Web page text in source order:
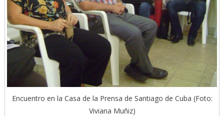
Encuentro en la Casa de la Prensa de Santiago de Cuba (Foto:
Viviana Muñiz)